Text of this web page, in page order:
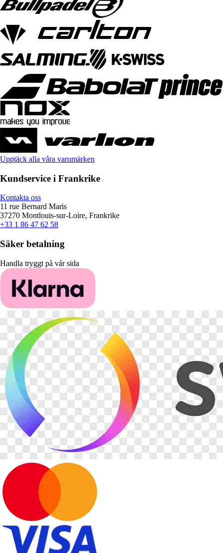
Upptäck alla våra varumärken
Kundservice i Frankrike
Kontakta oss
11 rue Bernard Maris
37270 Montlouis-sur-Loire, Frankrike
+33 1 86 47 62 58
Säker betalning
Handla tryggt på vår sida